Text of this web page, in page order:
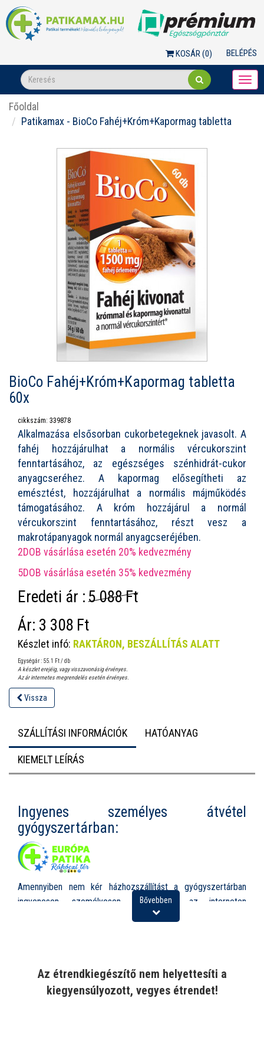
KOSÁR (0) BELÉPÉS
Főoldal
Patikamax - BioCo Fahéj+Króm+Kapormag tabletta
BioCo Fahéj+Króm+Kapormag tabletta
60x
cikkszám: 339878
Alkalmazása elsősorban cukorbetegeknek javasolt. A
fahéj hozzájárulhat a normális vércukorszint
fenntartásához, az egészséges szénhidrát-cukor
anyagcseréhez. A kapormag elősegítheti az
emésztést, hozzájárulhat a normális májműködés
támogatásához. A króm hozzájárul a normál
vércukorszint fenntartásához, részt vesz a
makrotápanyagok normál anyagcseréjében.
2DOB vásárlása esetén 20% kedvezmény
5DOB vásárlása esetén 35% kedvezmény
Eredeti ár :5 088 Ft
Ár: 3 308 Ft
Készlet infó: RAKTÁRON, BESZÁLLÍTÁS ALATT
Egységár : 55.1 Ft / db
A készlet erejéig, vagy visszavonásig érvényes.
Az ár internetes megrendelés esetén érvényes.
Vissza
SZÁLLÍTÁSI INFORMÁCIÓK HATÓANYAG
KIEMELT LEÍRÁS
Ingyenes személyes átvétel
gyógyszertárban:
Amennyiben nem kér házhozszállítást a gyógyszertárban
ingyenesen, személyesen is átveheti az interneten
megrendelt árut, az alábbi elérhetőségen:
Hétfő-Péntek: 8.00-19.00
Szombat: 8.00-13.00
Bővebben
Az étrendkiegészítő nem helyettesíti a
kiegyensúlyozott, vegyes étrendet!